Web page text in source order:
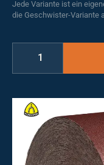
Jede Variante ist ein
die Geschwister-Variante